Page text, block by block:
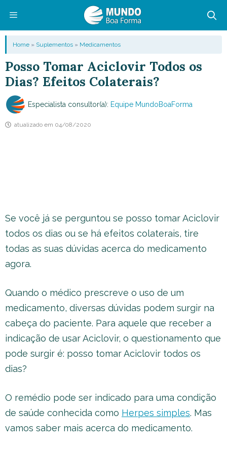
conteúdo
Menu
Home » Suplementos » Medicamentos
Posso Tomar Aciclovir Todos os
Dias? Efeitos Colaterais?
Especialista consultor(a): Equipe MundoBoaForma
atualizado em 04/08/2020
Se você já se perguntou se posso tomar Aciclovir
todos os dias ou se há efeitos colaterais, tire
todas as suas dúvidas acerca do medicamento
agora.
Quando o médico prescreve o uso de um
medicamento, diversas dúvidas podem surgir na
cabeça do paciente. Para aquele que receber a
indicação de usar Aciclovir, o questionamento que
pode surgir é: posso tomar Aciclovir todos os
dias?
O remédio pode ser indicado para uma condição
de saúde conhecida como Herpes simples. Mas
vamos saber mais acerca do medicamento.